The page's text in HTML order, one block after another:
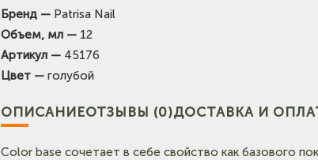
Тел: +7-3852-721-001
Бренд — Patrisa Nail
Объем, мл — 12
Артикул — 45176
Цвет — голубой
ОПИСАНИЕОТЗЫВЫ (0)ДОСТАВКА И
Color base сочетает в себе свойство как базового